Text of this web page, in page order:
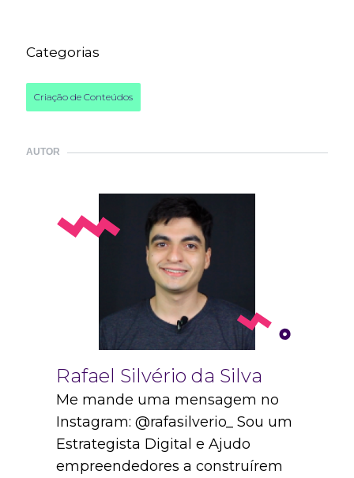
Categorias
Criação de Conteúdos
AUTOR
Rafael Silvério da Silva
Me mande uma mensagem no
Instagram: @rafasilverio_ Sou um
Estrategista Digital e Ajudo
empreendedores a construírem